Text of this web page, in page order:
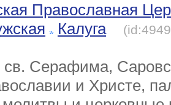
Православная
Калуга
Серафима,
и Христе,